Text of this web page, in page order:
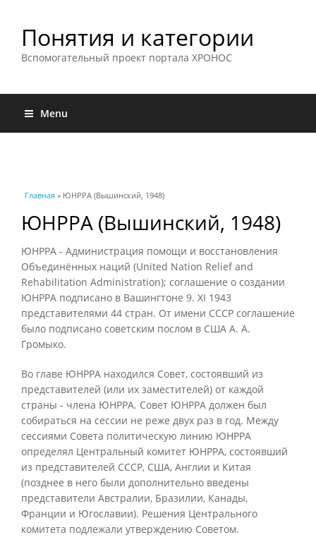
Понятия и категории
Вспомогательный проект портала ХРОНОС
Menu
Вы здесь
Главная » ЮНРРА (Вышинский, 1948)
ЮНРРА (Вышинский, 1948)
ЮНРРА - Администрация помощи и восстановления
Объединённых наций (United Nation Relief and
Rehabilitation Administration); соглашение о создании
ЮНРРА подписано в Вашингтоне 9. XI 1943
представителями 44 стран. От имени СССР соглашение
было подписано советским послом в США А. А.
Громыко.
Во главе ЮНРРА находился Совет, состоявший из
представителей (или их заместителей) от каждой
страны - члена ЮНРРА. Совет ЮНРРА должен был
собираться на сессии не реже двух раз в год. Между
сессиями Совета политическую линию ЮНРРА
определял Центральный комитет ЮНРРА, состоявший
из представителей СССР, США, Англии и Китая
(позднее в него были дополнительно введены
представители Австралии, Бразилии, Канады,
Франции и Югославии). Решения Центрального
комитета подлежали утверждению Советом.